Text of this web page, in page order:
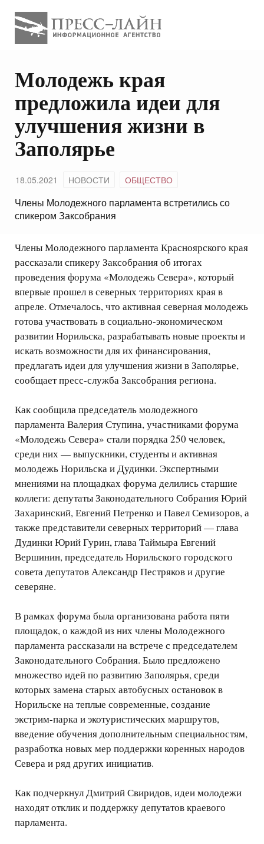
Молодежь края
предложила идеи для
улучшения жизни в
Заполярье
18.05.2021 НОВОСТИ ОБЩЕСТВО
Члены Молодежного парламента встретились со
спикером Заксобрания
Члены Молодежного парламента Красноярского края
рассказали спикеру Заксобрания об итогах
проведения форума «Молодежь Севера», который
впервые прошел в северных территориях края в
апреле. Отмечалось, что активная северная молодежь
готова участвовать в социально-экономическом
развитии Норильска, разрабатывать новые проекты и
искать возможности для их финансирования,
предлагать идеи для улучшения жизни в Заполярье,
сообщает пресс-служба Заксобрания региона.
Как сообщила председатель молодежного
парламента Валерия Ступина, участниками форума
«Молодежь Севера» стали порядка 250 человек,
среди них — выпускники, студенты и активная
молодежь Норильска и Дудинки. Экспертными
мнениями на площадках форума делились старшие
коллеги: депутаты Законодательного Собрания Юрий
Захаринский, Евгений Петренко и Павел Семизоров, а
также представители северных территорий — глава
Дудинки Юрий Гурин, глава Таймыра Евгений
Вершинин, председатель Норильского городского
совета депутатов Александр Пестряков и другие
северяне.
В рамках форума была организована работа пяти
площадок, о каждой из них члены Молодежного
парламента рассказали на встрече с председателем
Законодательного Собрания. Было предложено
множество идей по развитию Заполярья, среди
которых замена старых автобусных остановок в
Норильске на теплые современные, создание
экстрим-парка и экотуристических маршрутов,
введение обучения дополнительным специальностям,
разработка новых мер поддержки коренных народов
Севера и ряд других инициатив.
Как подчеркнул Дмитрий Свиридов, идеи молодежи
находят отклик и поддержку депутатов краевого
парламента.